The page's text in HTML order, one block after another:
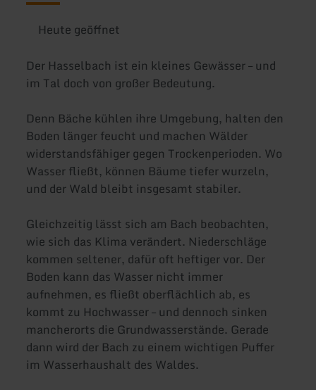
Heute geöffnet
Der Hasselbach ist ein kleines Gewässer – und
im Tal doch von großer Bedeutung.
Denn Bäche kühlen ihre Umgebung, halten den
Boden länger feucht und machen Wälder
widerstandsfähiger gegen Trockenperioden. Wo
Wasser fließt, können Bäume tiefer wurzeln,
und der Wald bleibt insgesamt stabiler.
Gleichzeitig lässt sich am Bach beobachten,
wie sich das Klima verändert. Niederschläge
kommen seltener, dafür oft heftiger vor. Der
Boden kann das Wasser nicht immer
aufnehmen, es fließt oberflächlich ab, es
kommt zu Hochwasser – und dennoch sinken
mancherorts die Grundwasserstände. Gerade
dann wird der Bach zu einem wichtigen Puffer
im Wasserhaushalt des Waldes.